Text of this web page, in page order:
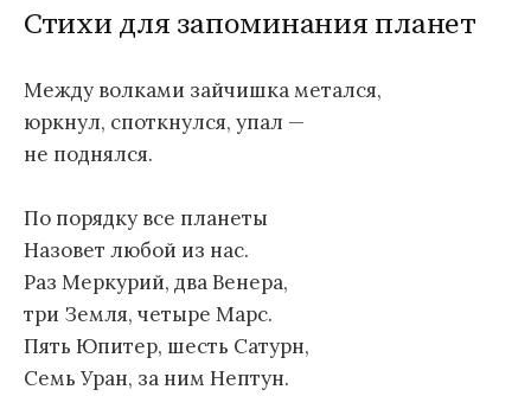
Стихи для запоминания планет
Между волками зайчишка метался,
юркнул, споткнулся, упал —
не поднялся.
По порядку все планеты
Назовет любой из нас.
Раз Меркурий, два Венера,
три Земля, четыре Марс.
Пять Юпитер, шесть Сатурн,
Семь Уран, за ним Нептун.